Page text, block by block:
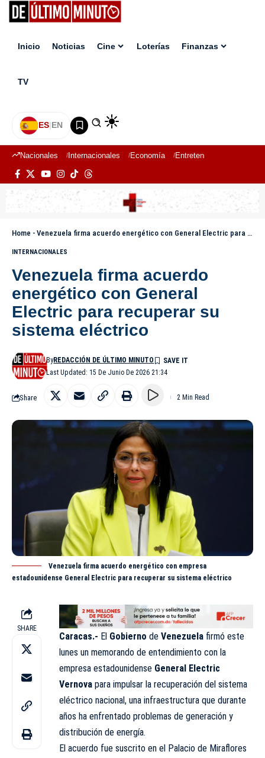
Inicio Noticias Cine Loterías Finanzas
TV
ES|EN
Nacionales Internacionales Economía Entretenimiento
Home - Venezuela firma acuerdo energético con General Electric para recuperar su sistema eléctrico
INTERNACIONALES
Venezuela firma acuerdo
energético con General
Electric para recuperar su
sistema eléctrico
Last Updated: 15 De Junio De 2026 21:34
ByREDACCIÓN DE ÚLTIMO MINUTO
Share 2 Min Read
Venezuela firma acuerdo energético con empresa
estadounidense General Electric para recuperar su sistema eléctrico
SHARE
Caracas.- El Gobierno de Venezuela firmó este
lunes un memorando de entendimiento con la
empresa estadounidense General Electric
Vernova para impulsar la recuperación del sistema
eléctrico nacional, una infraestructura que durante
años ha enfrentado problemas de generación y
distribución de energía.
El acuerdo fue suscrito en el Palacio de Miraflores